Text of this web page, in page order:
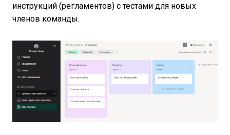
инструкций (регламентов) с тестами для новых
членов команды.